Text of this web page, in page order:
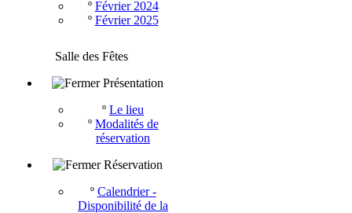
º Février 2024
º Février 2025
Salle des Fêtes
Présentation
º Le lieu
º Modalités de
réservation
Réservation
º Calendrier -
Disponibilité de la